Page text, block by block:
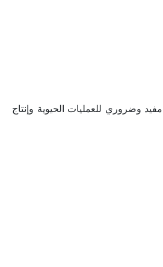
وضروري للعمليات الحيوية وإنتاج